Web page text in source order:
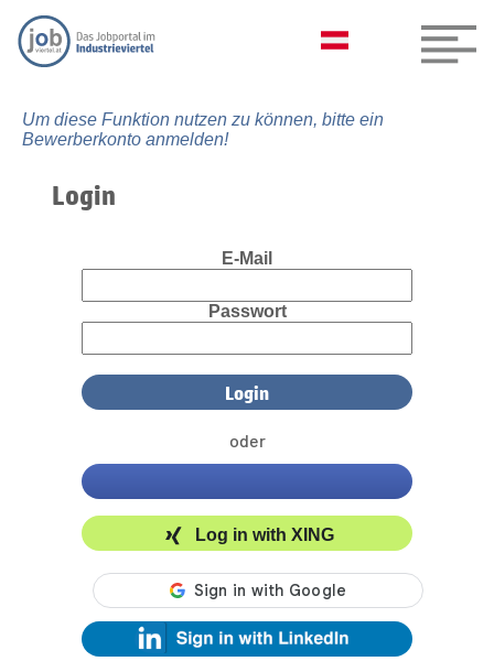
Um diese Funktion nutzen zu können, bitte ein
Bewerberkonto anmelden!
Login
E-Mail
Passwort
oder
Log in with XING